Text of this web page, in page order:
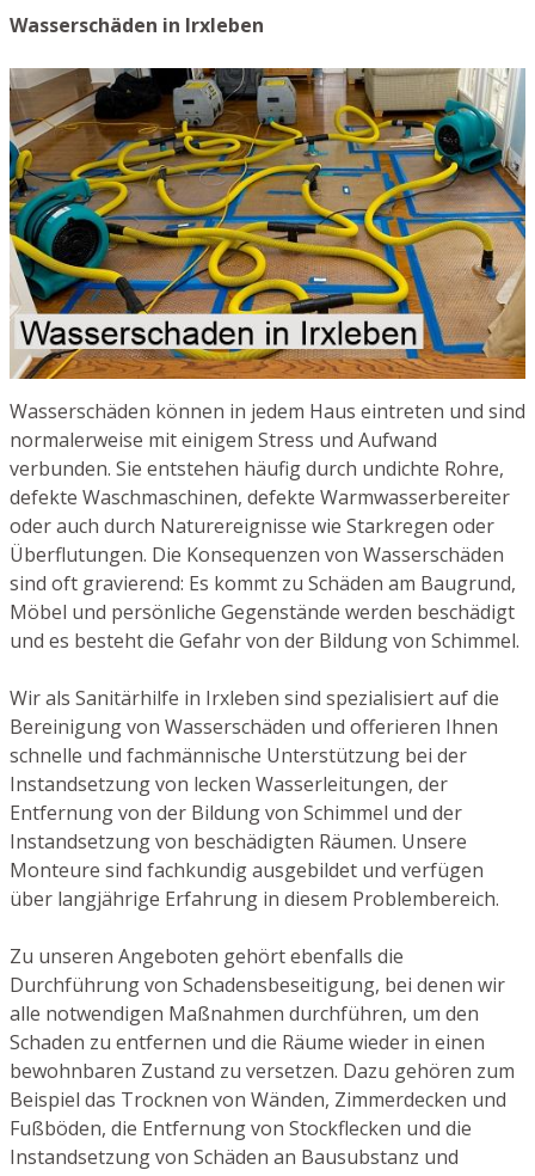
Wasserschäden in Irxleben
Wasserschäden können in jedem Haus eintreten und sind
normalerweise mit einigem Stress und Aufwand
verbunden. Sie entstehen häufig durch undichte Rohre,
defekte Waschmaschinen, defekte Warmwasserbereiter
oder auch durch Naturereignisse wie Starkregen oder
Überflutungen. Die Konsequenzen von Wasserschäden
sind oft gravierend: Es kommt zu Schäden am Baugrund,
Möbel und persönliche Gegenstände werden beschädigt
und es besteht die Gefahr von der Bildung von Schimmel.
Wir als Sanitärhilfe in Irxleben sind spezialisiert auf die
Bereinigung von Wasserschäden und offerieren Ihnen
schnelle und fachmännische Unterstützung bei der
Instandsetzung von lecken Wasserleitungen, der
Entfernung von der Bildung von Schimmel und der
Instandsetzung von beschädigten Räumen. Unsere
Monteure sind fachkundig ausgebildet und verfügen
über langjährige Erfahrung in diesem Problembereich.
Zu unseren Angeboten gehört ebenfalls die
Durchführung von Schadensbeseitigung, bei denen wir
alle notwendigen Maßnahmen durchführen, um den
Schaden zu entfernen und die Räume wieder in einen
bewohnbaren Zustand zu versetzen. Dazu gehören zum
Beispiel das Trocknen von Wänden, Zimmerdecken und
Fußböden, die Entfernung von Stockflecken und die
Instandsetzung von Schäden an Bausubstanz und